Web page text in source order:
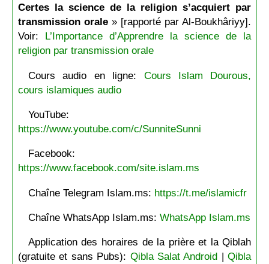
Certes la science de la religion s’acquiert par
transmission orale» [rapporté par Al-Boukhâriyy].
Voir: L’Importance d’Apprendre la science de la
religion par transmission orale
Cours audio en ligne: Cours Islam Dourous,
cours islamiques audio
YouTube:
https://www.youtube.com/c/SunniteSunni
Facebook:
https://www.facebook.com/site.islam.ms
Chaîne Telegram Islam.ms: https://t.me/islamicfr
Chaîne WhatsApp Islam.ms: WhatsApp Islam.ms
Application des horaires de la prière et la Qiblah
(gratuite et sans Pubs): Qibla Salat Android |Qibla